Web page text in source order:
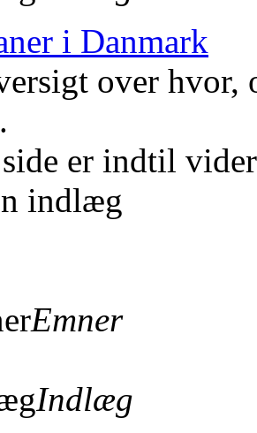
i Danmark
over hvor,
er indtil
indlæg
Emner
Indlæg